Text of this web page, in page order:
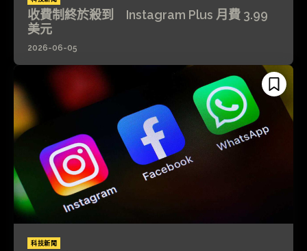
收費制終於殺到 Instagram Plus 月費 3.99
美元
2026-06-05
科技新聞